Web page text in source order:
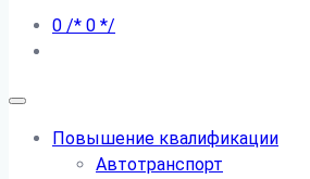
0 /* 0 */
Повышение квалификации
Автотранспорт